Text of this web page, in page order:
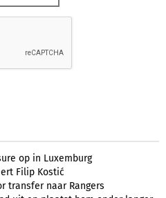
op in Luxemburg
Filip Kostić
transfer naar Rangers